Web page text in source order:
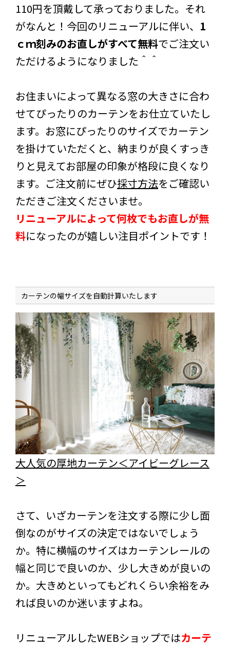
110円を頂戴して承っておりました。それ
がなんと！今回のリニューアルに伴い、 1
ｃｍ刻みのお直しがすべて無料でご注文い
ただけるようになりました＾＾
お住まいによって異なる窓の大きさに合わ
せてぴったりのカーテンをお仕立ていたし
ます。お窓にぴったりのサイズでカーテン
を掛けていただくと、納まりが良くすっき
りと見えてお部屋の印象が格段に良くなり
ます。ご注文前にぜひ採寸方法をご確認い
ただきご注文くださいませ。
リニューアルによって何枚でもお直しが無
料になったのが嬉しい注目ポイントです！
カーテンの幅サイズを自動計算いたします
大人気の厚地カーテン＜アイビーグレース
＞
さて、いざカーテンを注文する際に少し面
倒なのがサイズの決定ではないでしょう
か。特に横幅のサイズはカーテンレールの
幅と同じで良いのか、少し大きめが良いの
か。大きめといってもどれくらい余裕をみ
れば良いのか迷いますよね。
リニューアルしたWEBショップではカーテ